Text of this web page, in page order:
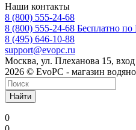
Наши контакты
8 (800) 555-24-68
8 (800) 555-24-68 Бесплатно по
8 (495) 646-10-88
support@evopc.ru
Москва, ул. Плеханова 15,
2026 © EvoPC - магазин
Найти
0